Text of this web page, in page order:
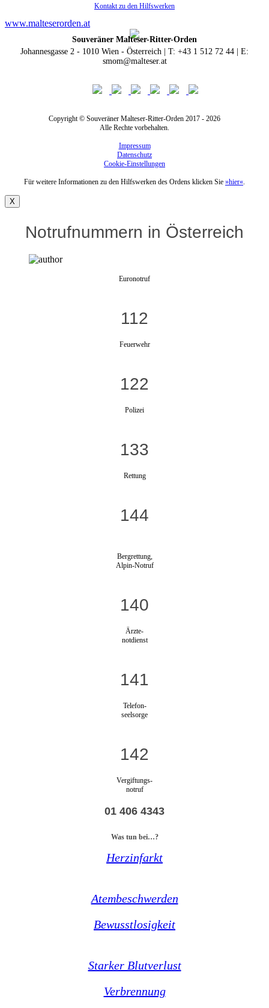
Kontakt zu den Hilfswerken
www.malteserorden.at
Souveräner Malteser-Ritter-Orden
Johannesgasse 2 - 1010 Wien - Österreich | T: +43 1 512 72 44 | E:
smom@malteser.at
Copyright © Souveräner Malteser-Ritter-Orden 2017 - 2026
Alle Rechte vorbehalten.
Impressum
Datenschutz
Cookie-Einstellungen
Für weitere Informationen zu den Hilfswerken des Ordens klicken Sie »hier«
X
Notrufnummern in Österreich
Euronotruf
112
Feuerwehr
122
Polizei
133
Rettung
144
Bergrettung,
Alpin-Notruf
140
Ärzte-
notdienst
141
Telefon-
seelsorge
142
Vergiftungs-
notruf
01 406 4343
Was tun bei…?
Herzinfarkt
Atembeschwerden
Bewusstlosigkeit
Starker Blutverlust
Verbrennung